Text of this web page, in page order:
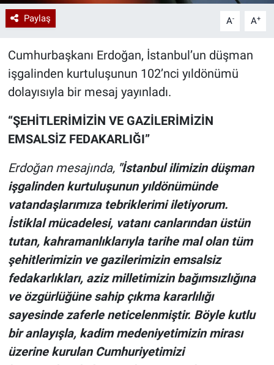
Paylaş A- A+
Cumhurbaşkanı Erdoğan, İstanbul’un düşman
işgalinden kurtuluşunun 102’nci yıldönümü
dolayısıyla bir mesaj yayınladı.
“ŞEHİTLERİMİZİN VE GAZİLERİMİZİN
EMSALSİZ FEDAKARLIĞI”
Erdoğan mesajında, "İstanbul ilimizin düşman
işgalinden kurtuluşunun yıldönümünde
vatandaşlarımıza tebriklerimi iletiyorum.
İstiklal mücadelesi, vatanı canlarından üstün
tutan, kahramanlıklarıyla tarihe mal olan tüm
şehitlerimizin ve gazilerimizin emsalsiz
fedakarlıkları, aziz milletimizin bağımsızlığına
ve özgürlüğüne sahip çıkma kararlılığı
sayesinde zaferle neticelenmiştir. Böyle kutlu
bir anlayışla, kadim medeniyetimizin mirası
üzerine kurulan Cumhuriyetimizi